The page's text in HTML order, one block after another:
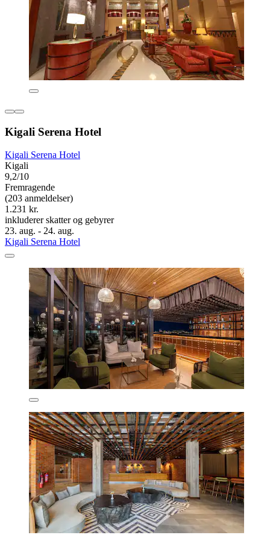
Kigali Serena Hotel
Kigali Serena Hotel
Kigali
9,2/10
Fremragende
(203 anmeldelser)
1.231 kr.
inkluderer skatter og gebyrer
23. aug. - 24. aug.
Kigali Serena Hotel